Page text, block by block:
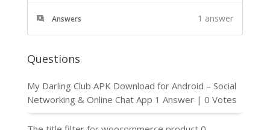
Answers 1 answer
Questions
My Darling Club APK Download for Android – Social
Networking & Online Chat App 1 Answer | 0 Votes